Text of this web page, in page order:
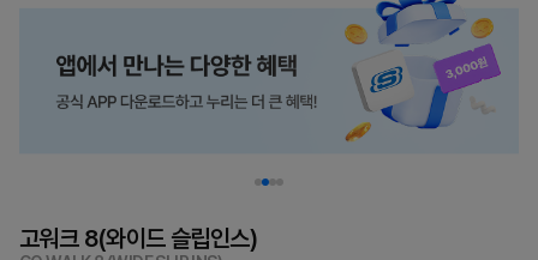
고워크 8(와이드 슬립인스)